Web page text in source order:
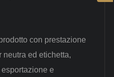
con prestazione
ed etichetta,
e